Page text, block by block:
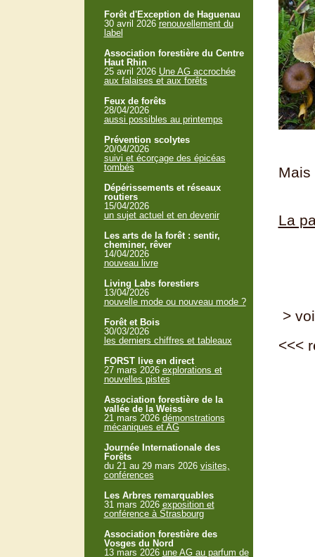
Mais
La
>
<<<
Forêt d'Exception de Haguenau
30 avril 2026 renouvellement du
label
Association forestière du Centre
Haut Rhin
25 avril 2026 Une AG accrochée
aux falaises et aux forêts
Feux de forêts
28/04/2026
aussi possibles au printemps
Prévention scolytes
20/04/2026
suivi et écorçage des épicéas
tombés
Dépérissements et réseaux
routiers
15/04/2026
un sujet actuel et en devenir
Les arts de la forêt : sentir,
cheminer, rêver
14/04/2026
nouveau livre
Living Labs forestiers
13/04/2026
nouvelle mode ou nouveau mode ?
Forêt et Bois
30/03/2026
les derniers chiffres et tableaux
FORST live en direct
27 mars 2026 explorations et
nouvelles pistes
Association forestière de la
vallée de la Weiss
21 mars 2026 démonstrations
mécaniques et AG
Journée Internationale des
Forêts
du 21 au 29 mars 2026 visites,
conférences
Les Arbres remarquables
31 mars 2026 exposition et
conférence à Strasbourg
Association forestière des
Vosges du Nord
13 mars 2026 une AG au parfum de